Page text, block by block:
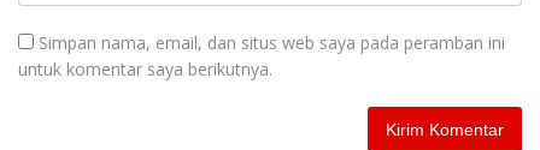
Simpan nama, email, dan situs web saya pada peramban ini
untuk komentar saya berikutnya.